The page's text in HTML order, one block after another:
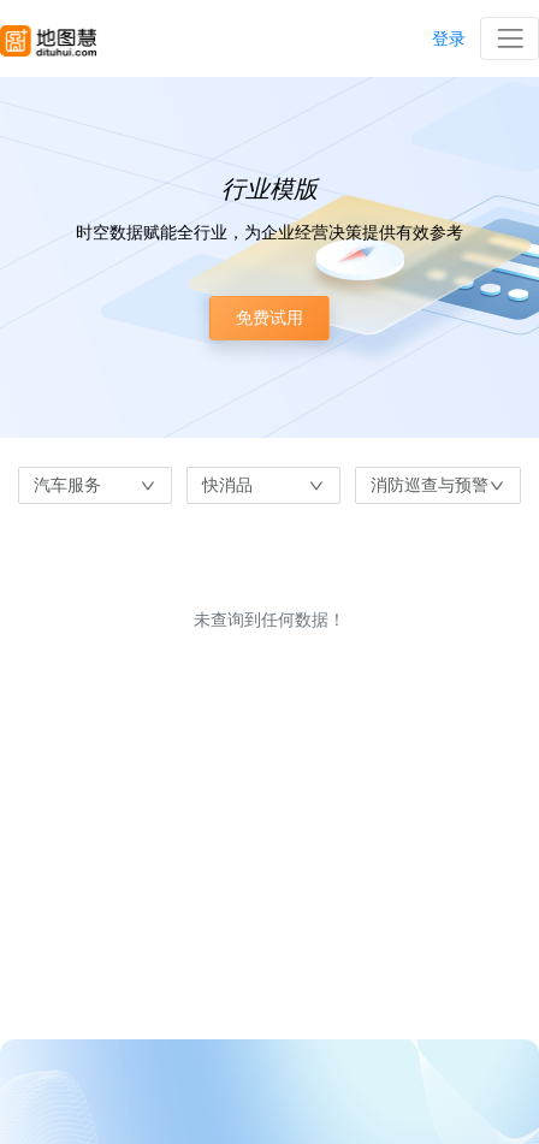
登录
行业模版
时空数据赋能全行业，为企业经营决策提供有效参考
免费试用
汽车服务 快消品 消防巡查与预警
未查询到任何数据！